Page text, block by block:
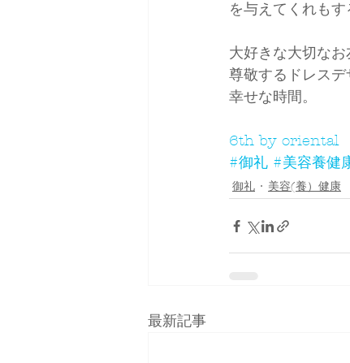
雑誌掲載＆取材 コーデ
を与えてくれもす
大好きな大切なお
尊敬するドレス
幸せな時間。
6th by oriental
#御礼 #美容養健
御礼 美容(養）健康
最新記事